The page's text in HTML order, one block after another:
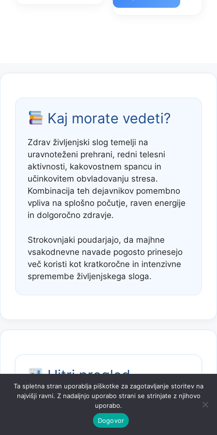
€114.00.
Kaj morate vedeti?
Zdrav življenjski slog temelji na
uravnoteženi prehrani, redni telesni
aktivnosti, kakovostnem spancu in
učinkovitem obvladovanju stresa.
Kombinacija teh dejavnikov pomembno
vpliva na splošno počutje, raven energije
in dolgoročno zdravje.
Strokovnjaki poudarjajo, da majhne
vsakodnevne navade pogosto prinesejo
več koristi kot kratkoročne in intenzivne
spremembe življenjskega sloga.
Hitri pregled
Zakaj je pomembno?
Prispeva k normalnemu
Ta spletna stran uporablja piškotke za zagotavljanje storitev na
najvišji ravni. Z nadaljnjo uporabo strani se strinjate z njihovo
uporabo.
Dogovor